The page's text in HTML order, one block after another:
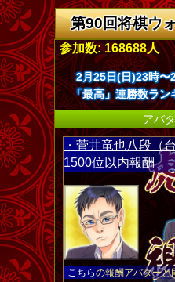
第90回将棋ウ
参加数: 168688人
2月25日(日)23時〜
「最高」連勝数ラン
アバ
・菅井竜也八段（
1500位以内報酬
こちらの報酬アバターと